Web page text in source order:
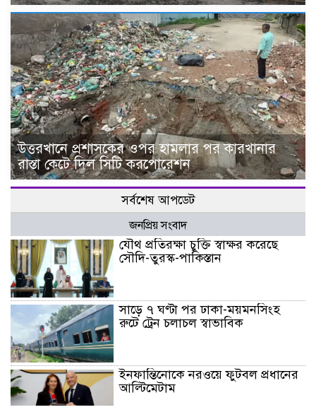
উত্তরখানে প্রশাসকের ওপর হামলার পর কারখানার
রাস্তা কেটে দিল সিটি করপোরেশন
সর্বশেষ আপডেট
জনপ্রিয় সংবাদ
যৌথ প্রতিরক্ষা চুক্তি স্বাক্ষর করেছে
সৌদি-তুরস্ক-পাকিস্তান
সাড়ে ৭ ঘণ্টা পর ঢাকা-ময়মনসিংহ
রুটে ট্রেন চলাচল স্বাভাবিক
ইনফান্তিনোকে নরওয়ে ফুটবল প্রধানের
আল্টিমেটাম